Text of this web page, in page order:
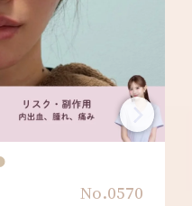
No.0570